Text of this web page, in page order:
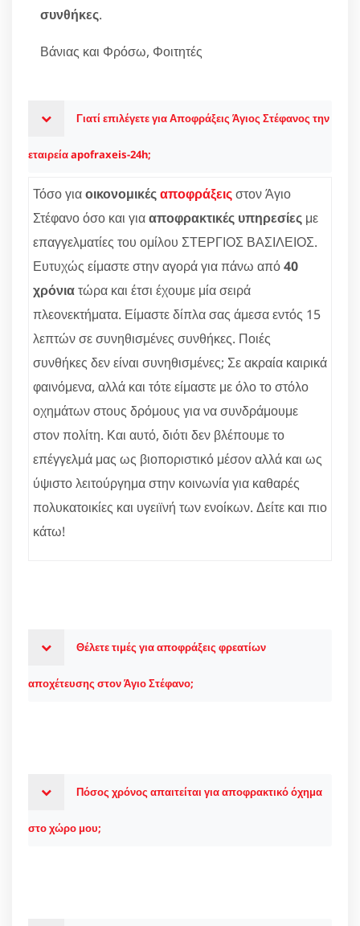
συνθήκες.
Βάνιας και Φρόσω, Φοιτητές
Γιατί επιλέγετε για Αποφράξεις Άγιος Στέφανος την
εταιρεία apofraxeis-24h;
Τόσο γιαοικονομικέςαποφράξειςστον Άγιο
Στέφανο όσο και γιααποφρακτικές υπηρεσίες με
επαγγελματίες του ομίλου ΣΤΕΡΓΙΟΣ ΒΑΣΙΛΕΙΟΣ.
Ευτυχώς είμαστε στην αγορά για πάνω από40
χρόνιατώρα και έτσι έχουμε μία σειρά
πλεονεκτήματα. Είμαστε δίπλα σας άμεσα εντός 15
λεπτών σε συνηθισμένες συνθήκες. Ποιές
συνθήκες δεν είναι συνηθισμένες; Σε ακραία καιρικά
φαινόμενα, αλλά και τότε είμαστε με όλο το στόλο
οχημάτων στους δρόμους για να συνδράμουμε
στον πολίτη. Και αυτό, διότι δεν βλέπουμε το
επέγγελμά μας ως βιοποριστικό μέσον αλλά και ως
ύψιστο λειτούργημα στην κοινωνία για καθαρές
πολυκατοικίες και υγειϊνή των ενοίκων. Δείτε και πιο
κάτω!
Θέλετε τιμές για αποφράξεις φρεατίων
αποχέτευσης στον Άγιο Στέφανο;
Πόσος χρόνος απαιτείται για αποφρακτικό όχημα
στο χώρο μου;